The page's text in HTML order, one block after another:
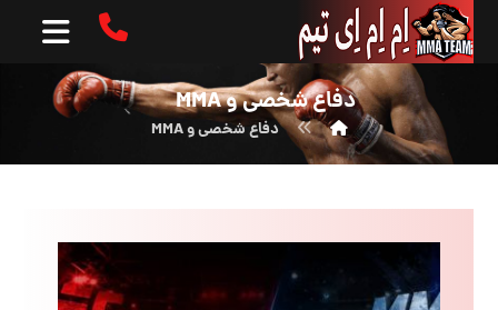
دفاع شخصی و MMA
دفاع شخصی و MMA